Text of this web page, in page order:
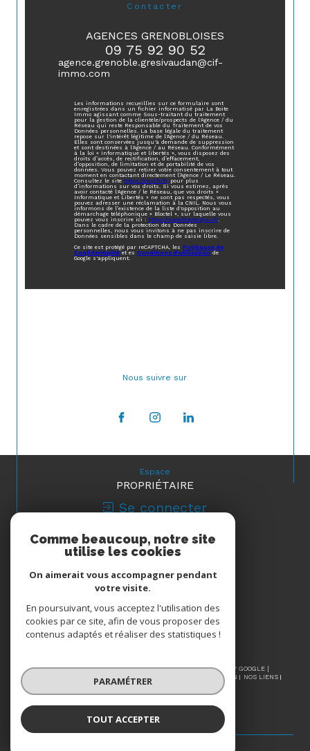
contacter
AGENCES GRENOBLOISES
09 75 92 90 52
agence.grenoble.gresivaudan@cif-
immo.com
Les informations recueillies sur ce formulaire sont
enregistrées dans un fichier informatisé par La Boite
Immo agissant comme Sous-traitant du traitement
pour la gestion de la clientèle/prospects de l'Agence / du
Réseau qui reste Responsable du Traitement de vos
Données personnelles. La base légale du traitement
repose sur l'intérêt légitime de l'Agence / du Réseau.
Elles sont conservées jusqu'à demande de suppression
et sont destinées à l'Agence / au Réseau. Conformément
à la loi « informatique et libertés », vous disposez des
droits d’accès, de rectification, d’effacement,
d’opposition, de limitation et de portabilité de vos
données. Vous pouvez retirer votre consentement à tout
moment en contactant directement l’Agence / Le Réseau.
Consultez le site https://cnil.fr/fr pour plus
d’informations sur vos droits. Si vous estimez, après
avoir contacté l'Agence / le Réseau, que vos droits «
Informatique et Libertés » ne sont pas respectés, vous
pouvez adresser une réclamation à la CNIL. Nous vous
informons de l’existence de la liste d'opposition au
démarchage téléphonique « Bloctel », sur laquelle vous
pouvez vous inscrire ici : https://www.bloctel.gouv.fr.
Dans le cadre de la protection des Données
personnelles, nous vous invitons à ne pas inscrire de
Données sensibles dans le champ de saisie libre.
Ce site est protégé par reCAPTCHA, lesPolitiques de
Confidentialité et esConditions d'utilisation de
Google s'appliquent.
Nous suivre sur
Espace
PROPRIÉTAIRE
Se connecter
Nous
ADHÉRONS
© 2026 | TOUS DROITS RÉSERVÉS | TRADUCTION POWERED BY GOOGLE |
PLAN DU SITE MENTIONS LÉGALES ADMIN
NOS LIENS
POLITIQUE RGPD
Comme beaucoup, notre site
utilise les cookies
On aimerait vous accompagner pendant
votre visite.
En poursuivant, vous acceptez l'utilisation des
cookies par ce site, afin de vous proposer des
contenus adaptés et réaliser des statistiques !
PARAMÉTRER
TOUT ACCEPTER